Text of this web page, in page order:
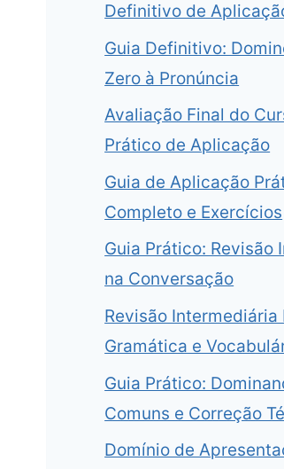
Definitivo de
Guia Definitivo:
Zero à Pronúncia
Avaliação Final do
Prático de Aplicação
Guia de Aplicação
Completo e Exercícios
Guia Prático: Revisão
na Conversação
Revisão Intermediária
Gramática e
Guia Prático:
Comuns e Correção
Domínio de